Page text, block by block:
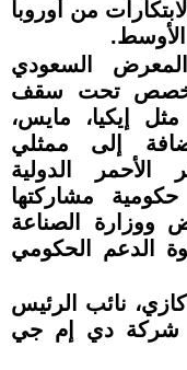
من أوروبا
الأوسط.
السعودي
أكثر من 10,000 متخصص تحت سقف
إيكيا، مايس،
إلى ممثلي
الأحمر الدولية
مشاركتها
ووزارة الصناعة
الدعم الحكومي
نائب الرئيس
شركة دي إم جي